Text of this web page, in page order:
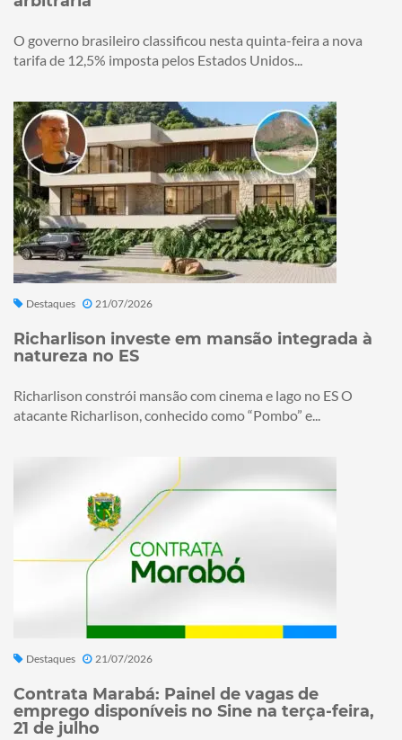
O governo brasileiro classificou nesta quinta-feira a nova
tarifa de 12,5% imposta pelos Estados Unidos...
Destaques 21/07/2026
Richarlison investe em mansão integrada à
natureza no ES
Richarlison constrói mansão com cinema e lago no ES O
atacante Richarlison, conhecido como “Pombo” e...
Destaques 21/07/2026
Contrata Marabá: Painel de vagas de
emprego disponíveis no Sine na terça-feira,
21 de julho